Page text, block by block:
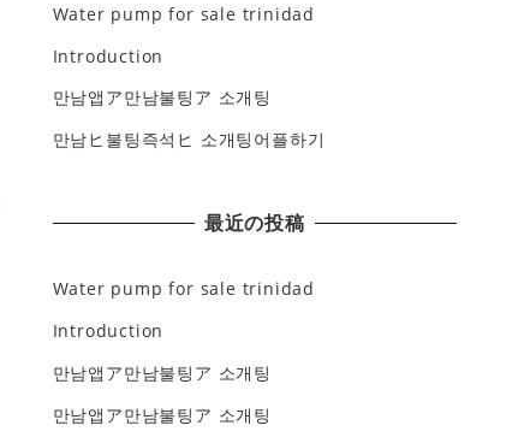
Water pump for sale trinidad
Introduction
만남앱ア만남불팅ア 소개팅
만남ヒ불팅즉석ヒ 소개팅어플하기
最近の投稿
Water pump for sale trinidad
Introduction
만남앱ア만남불팅ア 소개팅
만남앱ア만남불팅ア 소개팅